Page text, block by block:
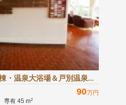
・温泉大浴場＆戸別温泉...
90万円
専有 45 m2